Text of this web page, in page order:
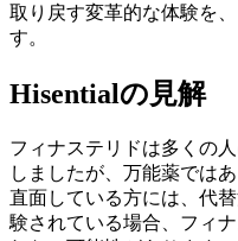
取り戻す変革的な体験を
す。
Hisentialの見解
フィナステリドは多くの
しましたが、万能薬では
直面している方には、代
験されている場合、フィ